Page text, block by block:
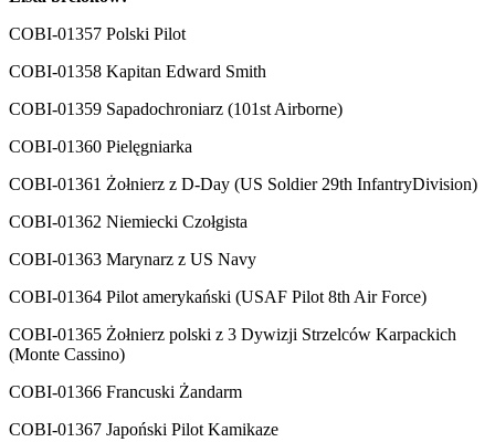
COBI-01357 Polski Pilot
COBI-01358 Kapitan Edward Smith
COBI-01359 Sapadochroniarz (101st Airborne)
COBI-01360 Pielęgniarka
COBI-01361 Żołnierz z D-Day (US Soldier 29th InfantryDivision)
COBI-01362 Niemiecki Czołgista
COBI-01363 Marynarz z US Navy
COBI-01364 Pilot amerykański (USAF Pilot 8th Air Force)
COBI-01365 Żołnierz polski z 3 Dywizji Strzelców Karpackich
(Monte Cassino)
COBI-01366 Francuski Żandarm
COBI-01367 Japoński Pilot Kamikaze